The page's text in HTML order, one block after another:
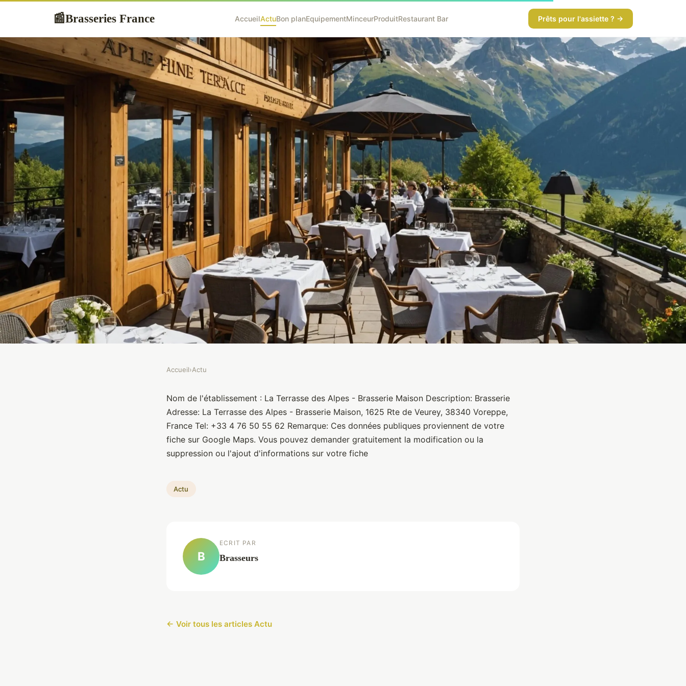
📰Brasseries France AccueilActuBon planEquipementMinceurProduitRestaurant Bar Prêts pour l'assiette ? →
La Terrasse des Alpes - Brasserie Maison
Accueil›Actu
Nom de l'établissement : La Terrasse des Alpes - Brasserie Maison Description: Brasserie
Adresse: La Terrasse des Alpes - Brasserie Maison, 1625 Rte de Veurey, 38340 Voreppe,
France Tel: +33 4 76 50 55 62 Remarque: Ces données publiques proviennent de votre
fiche sur Google Maps. Vous pouvez demander gratuitement la modification ou la
suppression ou l'ajout d'informations sur votre fiche
Actu
B
ECRIT PAR
Brasseurs
← Voir tous les articles Actu